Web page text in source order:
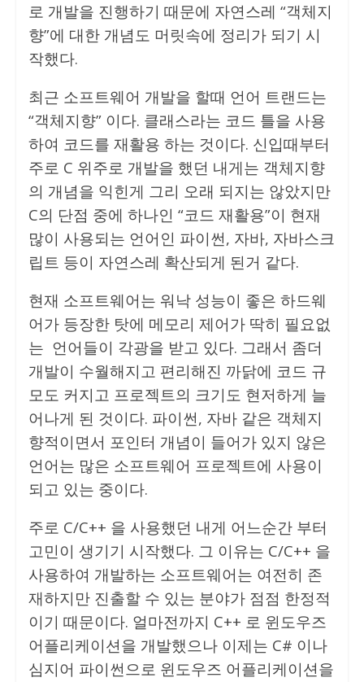
로 개발을 진행하기 때문에 자연스레 “객체지
향”에 대한 개념도 머릿속에 정리가 되기 시
작했다.
최근 소프트웨어 개발을 할때 언어 트랜드는
“객체지향” 이다. 클래스라는 코드 틀을 사용
하여 코드를 재활용 하는 것이다. 신입때부터
주로 C 위주로 개발을 했던 내게는 객체지향
의 개념을 익힌게 그리 오래 되지는 않았지만
C의 단점 중에 하나인 “코드 재활용”이 현재
많이 사용되는 언어인 파이썬, 자바, 자바스크
립트 등이 자연스레 확산되게 된거 같다.
현재 소프트웨어는 워낙 성능이 좋은 하드웨
어가 등장한 탓에 메모리 제어가 딱히 필요없
는 언어들이 각광을 받고 있다. 그래서 좀더
개발이 수월해지고 편리해진 까닭에 코드 규
모도 커지고 프로젝트의 크기도 현저하게 늘
어나게 된 것이다. 파이썬, 자바 같은 객체지
향적이면서 포인터 개념이 들어가 있지 않은
언어는 많은 소프트웨어 프로젝트에 사용이
되고 있는 중이다.
주로 C/C++ 을 사용했던 내게 어느순간 부터
고민이 생기기 시작했다. 그 이유는 C/C++ 을
사용하여 개발하는 소프트웨어는 여전히 존
재하지만 진출할 수 있는 분야가 점점 한정적
이기 때문이다. 얼마전까지 C++ 로 윈도우즈
어플리케이션을 개발했으나 이제는 C# 이나
심지어 파이썬으로 윈도우즈 어플리케이션을